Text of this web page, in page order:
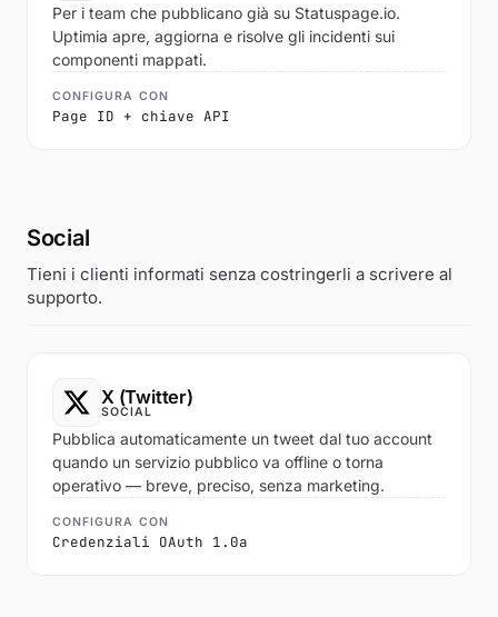
Per i team che pubblicano già su Statuspage.io.
Uptimia apre, aggiorna e risolve gli incidenti sui
componenti mappati.
CONFIGURA CON
Page ID + chiave API
Social
Tieni i clienti informati senza costringerli a scrivere al
supporto.
X (Twitter)
SOCIAL
Pubblica automaticamente un tweet dal tuo account
quando un servizio pubblico va offline o torna
operativo — breve, preciso, senza marketing.
CONFIGURA CON
Credenziali OAuth 1.0a